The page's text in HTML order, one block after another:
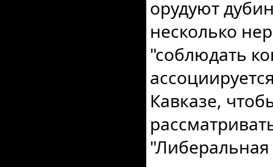
орудуют
несколько
"соблюдать
Кавказе,